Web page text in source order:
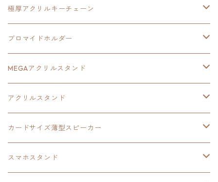
ヘッドホンスタンド
イース
亰都ザナドゥ
王冠クリップ
創の軌跡
イース
極厚アクリルキーチェーン
日本ファルコム40周年記念イラスト
黎の軌跡
イースⅧ
創の軌跡
HOT-SHOT
イースⅨ
ブロマイドホルダー
40周年記念
黎の軌跡
黎の軌跡Ⅱ
イースⅧ
MEGAアクリルスタンド
黎の軌跡
アクリルスタンド
オーロラ
カードサイズ薄型スピーカー
黎の軌跡
スマホスタンド